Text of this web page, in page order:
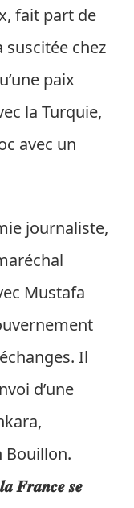
fait part de
suscitée chez
paix
la Turquie,
avec un
journaliste,
Mustafa
Il
d’une
Bouillon.
𝑭𝒓𝒂𝒏𝒄𝒆 𝒔𝒆